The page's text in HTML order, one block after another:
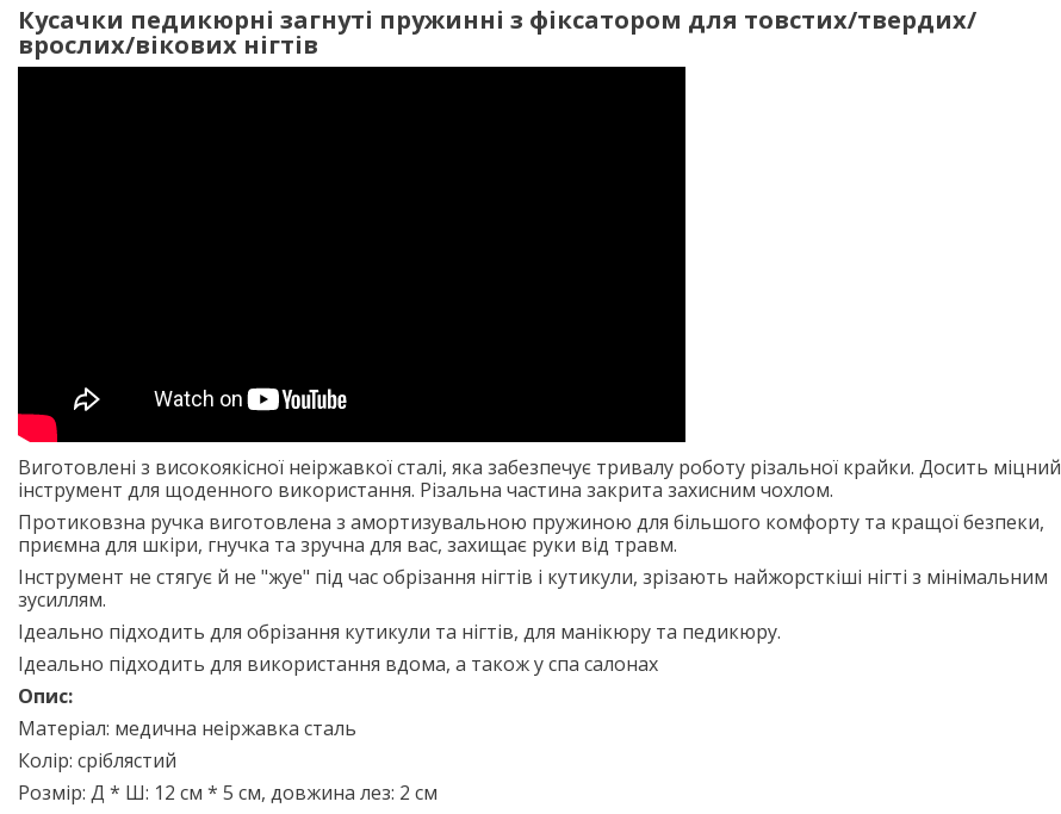
Кусачки педикюрні загнуті пружинні з фіксатором для товстих/твердих/
врослих/віковихнігтів
Виготовлені з високоякісної неіржавкої сталі, яка забезпечує тривалу роботу різальної крайки. Досить міцний
інструмент для щоденного використання. Різальна частина закрита захисним чохлом.
Протиковзна ручка виготовлена з амортизувальною пружиною для більшого комфорту та кращої безпеки,
приємна для шкіри, гнучка та зручна для вас, захищає руки від травм.
Інструмент не стягує й не "жуе" під час обрізання нігтів і кутикули, зрізають найжорсткіші нігті з мінімальним
зусиллям.
Ідеально підходить для обрізання кутикули та нігтів, для манікюру та педикюру.
Ідеально підходить для використання вдома, а також у спа салонах
Опис:
Матеріал: медична неіржавка сталь
Колір: сріблястий
Розмір: Д * Ш: 12 см * 5 см, довжина лез: 2 см